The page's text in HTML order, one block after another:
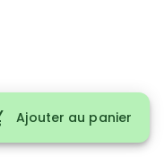
Ajouter au panier